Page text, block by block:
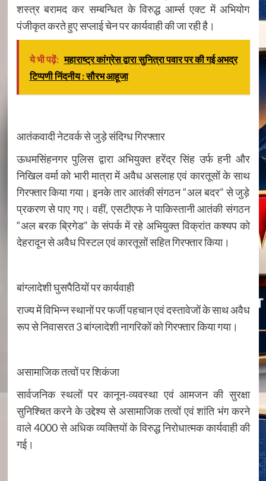
शस्त्र बरामद कर सम्बन्धित के विरुद्ध आर्म्स एक्ट में अभियोग
पंजीकृत करते हुए सप्लाई चेन पर कार्यवाही की जा रही है।
ये भी पढ़ें: महाराष्ट्र कांग्रेस द्वारा सुनित्रा पवार पर की गई अभद्र
टिप्पणी निंदनीय : सौरभ आहूजा
आतंकवादी नेटवर्क से जुड़े संदिग्ध गिरफ्तार
ऊधमसिंहनगर पुलिस द्वारा अभियुक्त हरेंद्र सिंह उर्फ हनी और
निखिल वर्मा को भारी मात्रा में अवैध असलाह एवं कारतूसों के साथ
गिरफ्तार किया गया। इनके तार आतंकी संगठन “अल बदर” से जुड़े
प्रकरण से पाए गए। वहीं, एसटीएफ ने पाकिस्तानी आतंकी संगठन
“अल बरक ब्रिगेड” के संपर्क में रहे अभियुक्त विक्रांत कश्यप को
देहरादून से अवैध पिस्टल एवं कारतूसों सहित गिरफ्तार किया।
बांग्लादेशी घुसपैठियों पर कार्यवाही
राज्य में विभिन्न स्थानों पर फर्जी पहचान एवं दस्तावेजों के साथ अवैध
रूप से निवासरत 3 बांग्लादेशी नागरिकों को गिरफ्तार किया गया।
असामाजिक तत्वों पर शिकंजा
सार्वजनिक स्थलों पर कानून-व्यवस्था एवं आमजन की सुरक्षा
सुनिश्चित करने के उद्देश्य से असामाजिक तत्वों एवं शांति भंग करने
वाले 4000 से अधिक व्यक्तियों के विरुद्ध निरोधात्मक कार्यवाही की
गई।